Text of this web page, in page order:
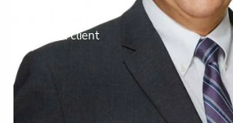
Centre du client